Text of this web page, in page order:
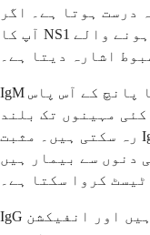
درست ہوتا ہے۔ اگر
آپ کا NS1 ٹیسٹ مثبت ہے، تو یہ فی الحال ہونے والے
اشارہ دیتا ہے۔
IgM اینٹی باڈیز بیماری کے دن چار یا پانچ کے آس پاس
مہینوں تک بلند
رہ سکتی ہیں۔ مثبت IgM ٹیسٹ حالیہ ڈینگی انفیکشن کا
دنوں سے بیمار ہیں
کروا سکتا ہے۔
IgG اینٹی باڈیز بعد میں تیار ہوتی ہیں اور انفیکشن